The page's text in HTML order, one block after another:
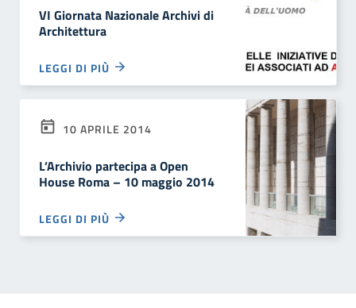
VI Giornata Nazionale Archivi di
Architettura
LEGGI DI PIÙ
10 APRILE 2014
L’Archivio partecipa a Open
House Roma – 10 maggio 2014
LEGGI DI PIÙ